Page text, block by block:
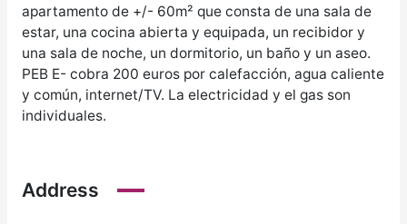
apartamento de +/- 60m² que consta de una sala de
estar, una cocina abierta y equipada, un recibidor y
una sala de noche, un dormitorio, un baño y un aseo.
PEB E- cobra 200 euros por calefacción, agua caliente
y común, internet/TV. La electricidad y el gas son
individuales.
Address